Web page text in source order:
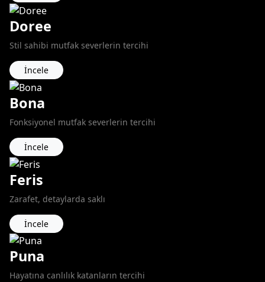
Doree
Stil sahibi mutfak severlerin tercihi
İncele
Bona
Fonksiyonel mutfak severlerin tercihi
İncele
Feris
Zarafet, detaylarda saklı
İncele
Puna
Hayatına canlılık katanların tercihi